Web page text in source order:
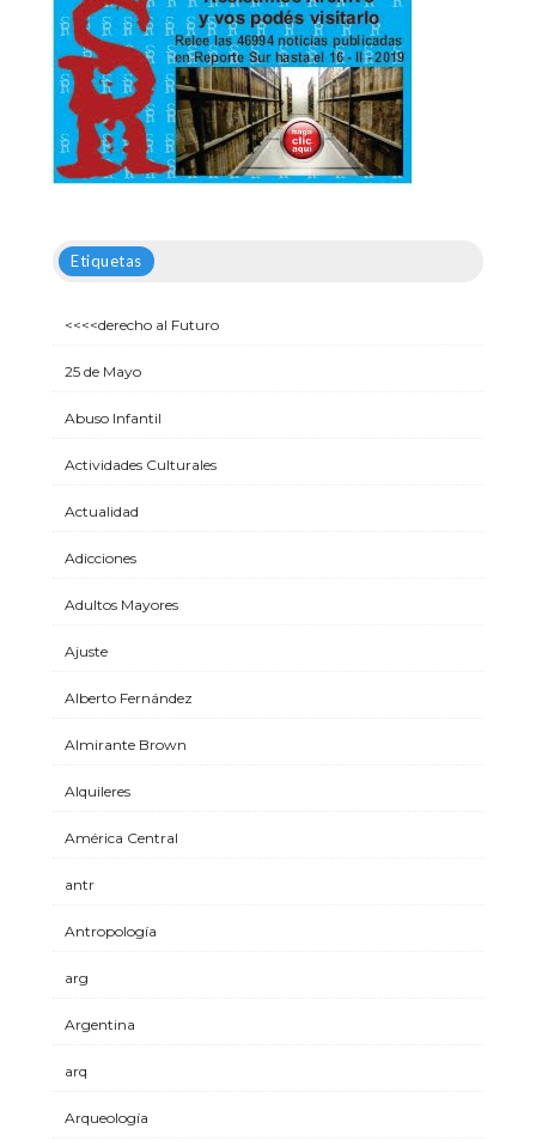
Etiquetas
<<<<derecho al Futuro
25 de Mayo
Abuso Infantil
Actividades Culturales
Actualidad
Adicciones
Adultos Mayores
Ajuste
Alberto Fernández
Almirante Brown
Alquileres
América Central
antr
Antropología
arg
Argentina
arq
Arqueología